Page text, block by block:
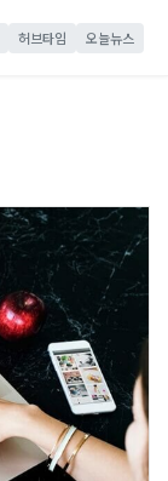
허브타임 오늘뉴스